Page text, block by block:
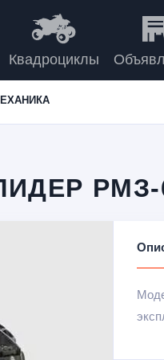
Квадроциклы
РМЗ-